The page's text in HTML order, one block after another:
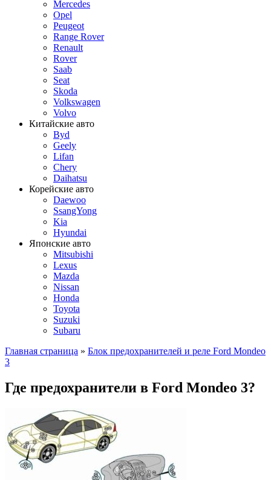
Mercedes
Opel
Peugeot
Range Rover
Renault
Rover
Saab
Seat
Skoda
Volkswagen
Volvo
Китайские авто
Byd
Geely
Lifan
Chery
Daihatsu
Корейские авто
Daewoo
SsangYong
Kia
Hyundai
Японские авто
Mitsubishi
Lexus
Mazda
Nissan
Honda
Toyota
Suzuki
Subaru
Главная страница » Блок предохранителей и реле Ford Mondeo
3
Где предохранители в Ford Mondeo 3?